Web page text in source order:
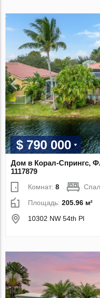
$ 790 000
Дом в Корал-Спрингс,
1117879
Комнат:8
Площадь:205.96 м²
10302 NW 54th Pl